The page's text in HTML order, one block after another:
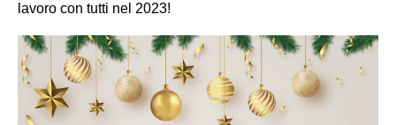
lavoro con tutti nel 2023!